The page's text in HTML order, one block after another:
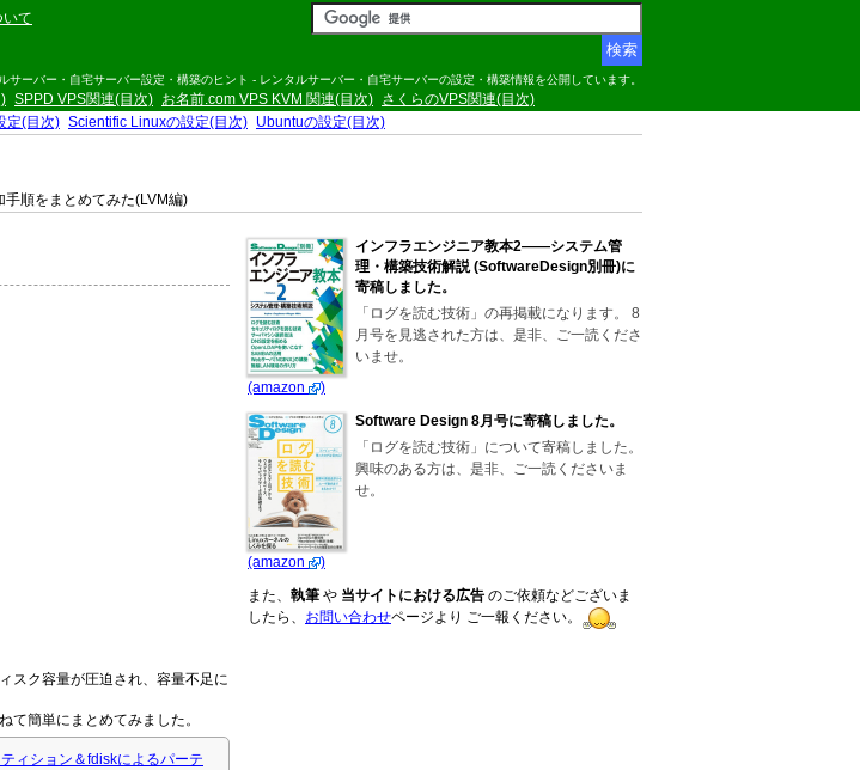
いて
サーバー・自宅サーバー設定・構築のヒント - レンタルサーバー・自宅サーバーの設定・構築情報を公開しています。
SPPD VPS関連(目次) お名前.com VPS KVM 関連(目次)
さくらのVPS関連(目次)
定(目次) Scientific Linuxの設定(目次)
Ubuntuの設定(目次)
手順をまとめてみた(LVM編)
スク容量が圧迫され、容量不足に
て簡単にまとめてみました。
ィション＆fdiskによるパーテ
(amazon )
インフラエンジニア教本2――システム管
理・構築技術解説 (SoftwareDesign別冊)に
寄稿しました。
「ログを読む技術」の再掲載になります。 8
月号を見逃された方は、是非、ご一読くださ
いませ。
(amazon )
Software Design 8月号に寄稿しました。
「ログを読む技術」について寄稿しました。
興味のある方は、是非、ご一読くださいま
せ。
また、 執筆 や 当サイトにおける広告 のご依頼などございま
したら、 お問い合わせページより ご一報ください。